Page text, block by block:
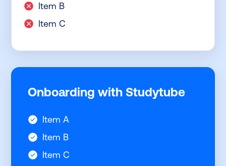
Item B
Item C
Onboarding with Studytube
Item A
Item B
Item C